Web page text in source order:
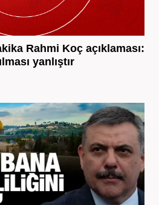
Rahmi Koç açıklaması:
yanlıştır